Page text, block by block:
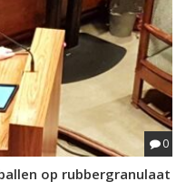
0
op rubbergranulaat